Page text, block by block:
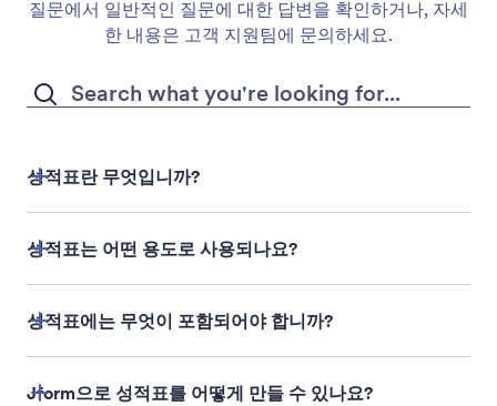
질문에서 일반적인 질문에 대한 답변을 확인하거나, 자세
한 내용은 고객 지원팀에 문의하세요.
성적표란 무엇입니까?
성적표는 어떤 용도로 사용되나요?
성적표에는 무엇이 포함되어야 합니까?
Jform으로 성적표를 어떻게 만들 수 있나요?